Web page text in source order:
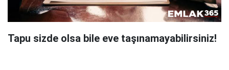
Tapu sizde olsa bile eve taşınamayabilirsiniz!